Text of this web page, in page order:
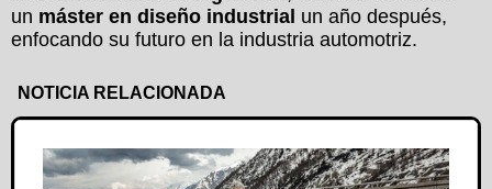
un máster en diseño industrial un año después,
enfocando su futuro en la industria automotriz.
NOTICIA RELACIONADA